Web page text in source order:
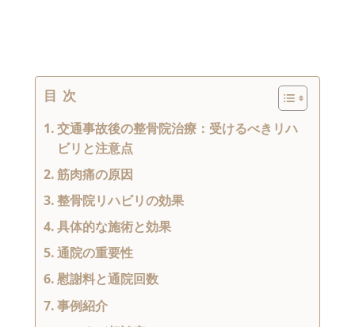
目次
交通事故後の整骨院治療：受けるべきリハ
ビリと注意点
筋肉痛の原因
整骨院リハビリの効果
具体的な施術と効果
通院の重要性
慰謝料と通院回数
事例紹介